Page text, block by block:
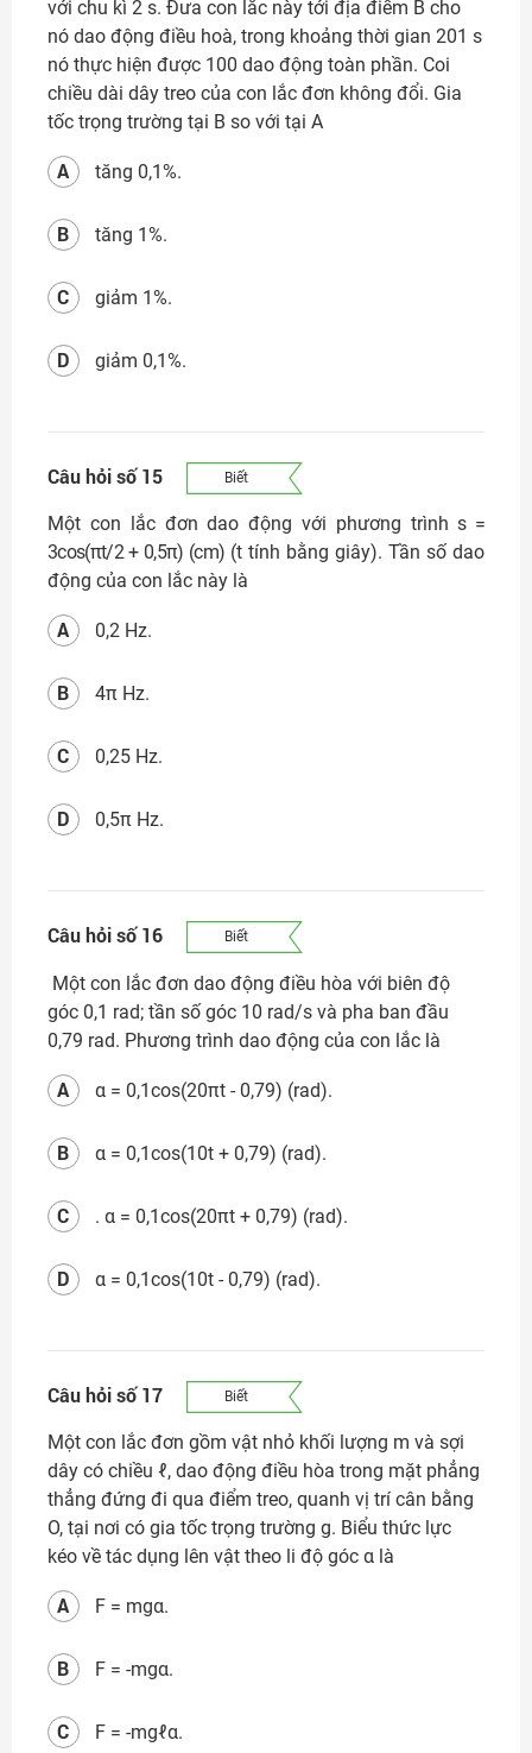
với chu kì 2 s. Đưa con lắc này tới địa điểm B cho
nó dao động điều hoà, trong khoảng thời gian 201 s
nó thực hiện được 100 dao động toàn phần. Coi
chiều dài dây treo của con lắc đơn không đổi. Gia
tốc trọng trường tại B so với tại A
tăng 0,1%.
A
tăng 1%.
B
giảm 1%.
C
giảm 0,1%.
D
Câu hỏi số 15 Biết
Một con lắc đơn dao động với phương trình s =
3cos(πt/2 + 0,5π) (cm) (t tính bằng giây). Tần số dao
động của con lắc này là
0,2 Hz.
A
4π Hz.
B
0,25 Hz.
C
0,5π Hz.
D
Câu hỏi số 16 Biết
Một con lắc đơn dao động điều hòa với biên độ
góc 0,1 rad; tần số góc 10 rad/s và pha ban đầu
0,79 rad. Phương trình dao động của con lắc là
α = 0,1cos(20πt - 0,79) (rad).
A
α = 0,1cos(10t + 0,79) (rad).
B
. α = 0,1cos(20πt + 0,79) (rad).
C
α = 0,1cos(10t - 0,79) (rad).
D
Câu hỏi số 17 Biết
Một con lắc đơn gồm vật nhỏ khối lượng m và sợi
dây có chiều ℓ, dao động điều hòa trong mặt phẳng
thẳng đứng đi qua điểm treo, quanh vị trí cân bằng
O, tại nơi có gia tốc trọng trường g. Biểu thức lực
kéo về tác dụng lên vật theo li độ góc α là
F = mgα.
A
F = -mgα.
B
F = -mgℓα.
C